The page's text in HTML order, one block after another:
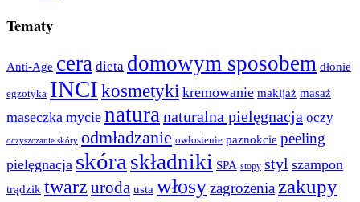
Tematy
Anti-Age cera dieta domowym sposobem dłonie
egzotyka INCIkosmetyki kremowanie makijaż masaż
maseczka mycie naturanaturalna pielęgnacja oczy
oczyszczanie skóry odmładzanie owłosienie paznokcie peeling
pielęgnacja skóra składniki SPA stopy styl szampon
trądzik twarz uroda usta włosyzagrożenia zakupy